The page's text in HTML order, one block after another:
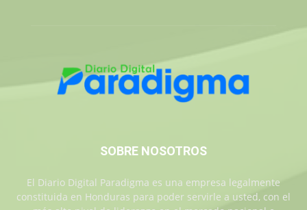
SOBRE NOSOTROS
El Diario Digital Paradigma es una empresa legalmente
constituida en Honduras para poder servirle a usted, con el